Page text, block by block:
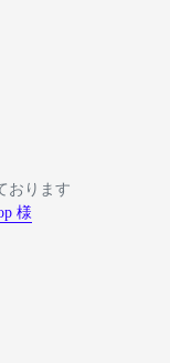
おります
様